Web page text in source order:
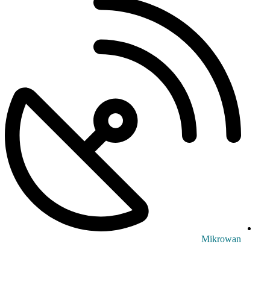
Mikrowan